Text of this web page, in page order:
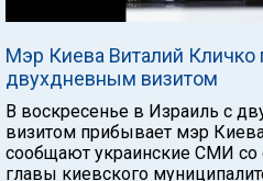
Мэр Киева Виталий Кличко
двухдневным визитом
В воскресенье в Израиль с
визитом прибывает мэр
сообщают украинские СМИ со
главы киевского